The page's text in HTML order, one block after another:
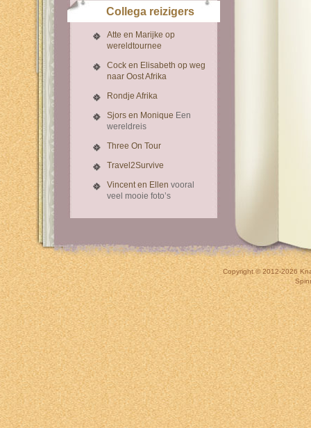
Collega reizigers
Atte en Marijke op
wereldtournee
Cock en Elisabeth op weg
naar Oost Afrika
Rondje Afrika
Sjors en Monique Een
wereldreis
Three On Tour
Travel2Survive
Vincent en Ellen vooral
veel mooie foto’s
Copyright © 2012-2026